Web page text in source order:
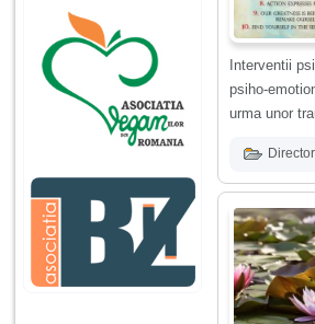
ani, privind in urma
realizez cat de multe
greseli am facut in
educatia si cresterea
ei, am fost o mama
egoista, preocupata
de implinirea
profesionala, cand ea
era mica am neglijat-
agresiva, orice
greseala era taxata cu
o palma sau pedepse.
De 4 ani am o relatie
serioasa cu un barbat
Interventii
psiho-
urma unor